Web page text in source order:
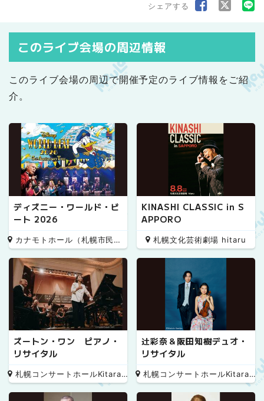
シェアする
このライブ会場の周辺情報
このライブ会場の周辺で開催予定のライブ情報をご紹
介。
ディズニー・ワールド・ビ
ート 2026
カナモトホール（札幌市民ホール）
KINASHI CLASSIC in S
APPORO
札幌文化芸術劇場 hitaru
ズートン・ワン ピアノ・
リサイタル
札幌コンサートホールKitara 小ホール
辻彩奈＆阪田知樹デュオ・
リサイタル
札幌コンサートホールKitara 小ホール